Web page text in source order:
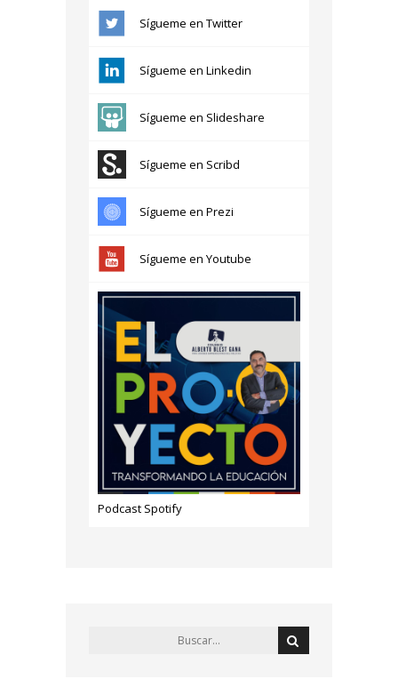
Sígueme en Twitter
Sígueme en Linkedin
Sígueme en Slideshare
Sígueme en Scribd
Sígueme en Prezi
Sígueme en Youtube
Podcast Spotify